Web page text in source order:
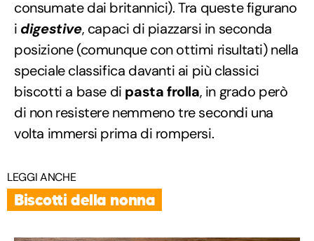
consumate dai britannici). Tra queste figurano
i digestive, capaci di piazzarsi in seconda
posizione (comunque con ottimi risultati) nella
speciale classifica davanti ai più classici
biscotti a base di pasta frolla, in grado però
di non resistere nemmeno tre secondi una
volta immersi prima di rompersi.
LEGGI ANCHE
Biscotti della nonna